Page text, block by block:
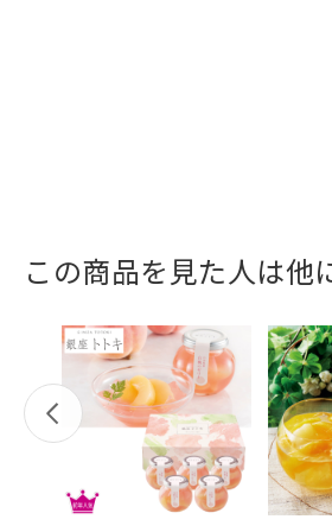
この商品を見た人は他